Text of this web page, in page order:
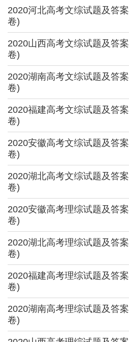
2020河北高考文综试题及答
卷)
2020山西高考文综试题及答
卷)
2020湖南高考文综试题及答
卷)
2020福建高考文综试题及答
卷)
2020安徽高考文综试题及答
卷)
2020湖北高考文综试题及答
卷)
2020安徽高考理综试题及答
卷)
2020湖北高考理综试题及答
卷)
2020福建高考理综试题及答
卷)
2020湖南高考理综试题及答
卷)